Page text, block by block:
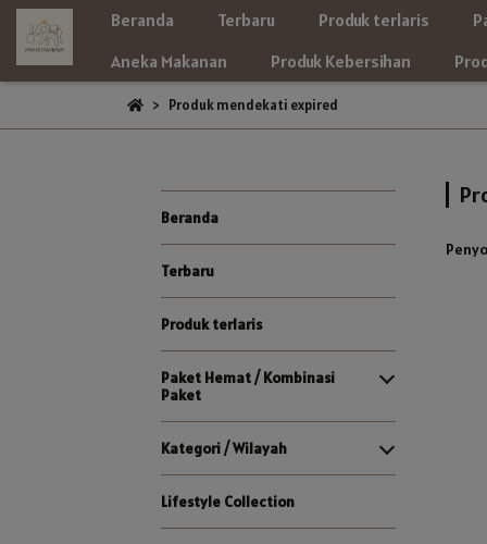
Beranda Terbaru Produk terlaris
Aneka Makanan
Produk Kebersihan
Produk mendekati expired
Beranda
Terbaru
Produk terlaris
Paket Hemat / Kombinasi
Paket
Kategori / Wilayah
Lifestyle Collection